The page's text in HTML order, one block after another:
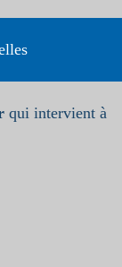
qui intervient à